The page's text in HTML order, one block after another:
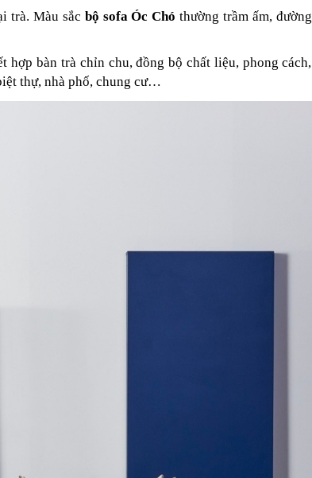
trà. Màu sắc bộ sofa Óc Chó thường trầm ấm, đường
hợp bàn trà chỉn chu, đồng bộ chất liệu, phong cách,
thự, nhà phố, chung cư…